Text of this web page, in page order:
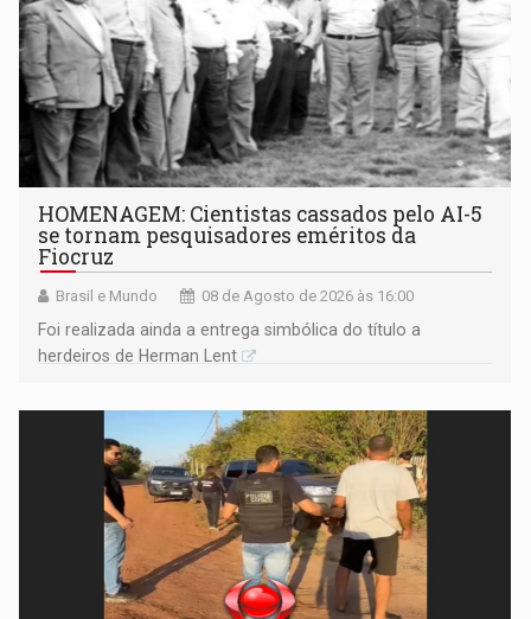
HOMENAGEM: Cientistas cassados pelo AI-5
se tornam pesquisadores eméritos da
Fiocruz
Brasil e Mundo 08 de Agosto de 2026 às 16:00
Foi realizada ainda a entrega simbólica do título a
herdeiros de Herman Lent